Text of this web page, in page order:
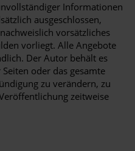
Informationen
ausgeschlossen,
vorsätzliches
vorliegt. Alle Angebote
Der Autor behält es
oder das gesamte
zu verändern, zu
zeitweise